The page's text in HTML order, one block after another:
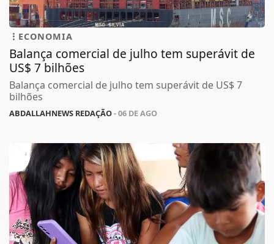
ECONOMIA
Balança comercial de julho tem superávit de
US$ 7 bilhões
Balança comercial de julho tem superávit de US$ 7
bilhões
ABDALLAHNEWS REDAÇÃO- 06 DE AGO